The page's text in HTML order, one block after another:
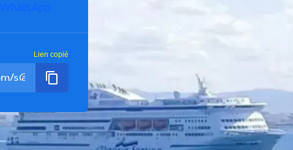
WhatsApp
Lien copié